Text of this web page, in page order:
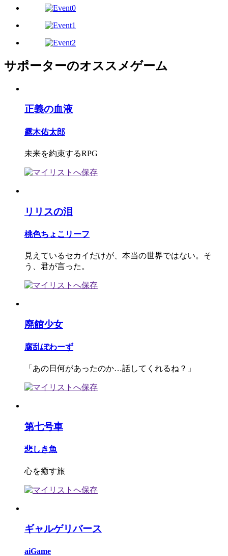
サポーターのオススメゲーム
正義の血液
露木佑太郎
未来を約束するRPG
リリスの泪
桃色ちょこリーフ
見えているセカイだけが、本当の世界ではない。そ
う、君が言った。
廃館少女
腐乱ぼわーず
「あの日何があったのか…話してくれるね？」
第七号車
悲しき魚
心を癒す旅
ギャルゲリバース
aiGame